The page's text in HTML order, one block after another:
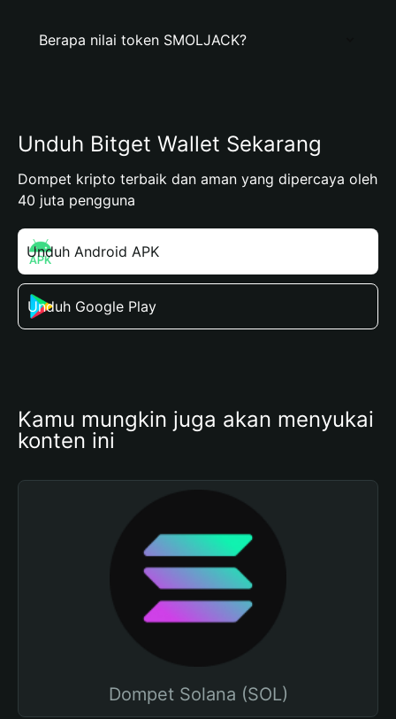
Berapa nilai token SMOLJACK?
Unduh Bitget Wallet Sekarang
Dompet kripto terbaik dan aman yang dipercaya oleh
40 juta pengguna
Unduh Android APK
Unduh Google Play
Kamu mungkin juga akan menyukai
konten ini
Dompet Solana (SOL)